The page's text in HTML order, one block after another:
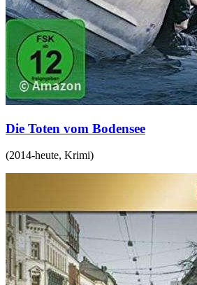
Die Toten vom Bodensee
(2014-heute, Krimi)